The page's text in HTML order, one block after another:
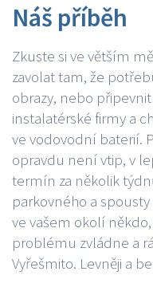
Náš příběh
Zkuste si ve větším
zavolat tam, že
obrazy, nebo
instalatérské firmy a
ve vodovodní baterií.
opravdu není vtip, v
termín za několik
parkovného a
ve vašem okolí
problému zvládne a
Vyřešmito. Levněji a